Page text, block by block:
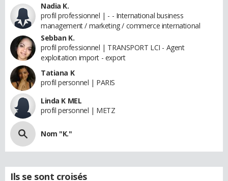
Nadia K.
profil professionnel | - - International business
management / marketing / commerce international
Sebban K.
profil professionnel | TRANSPORT LCI - Agent
exploitation import - export
Tatiana K
profil personnel | PARIS
Linda K MEL
profil personnel | METZ
Nom "K."
Ils se sont croisés